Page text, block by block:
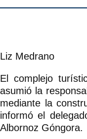
Liz Medrano
El complejo
asumió la
mediante la
informó el
Albornoz Góngora.